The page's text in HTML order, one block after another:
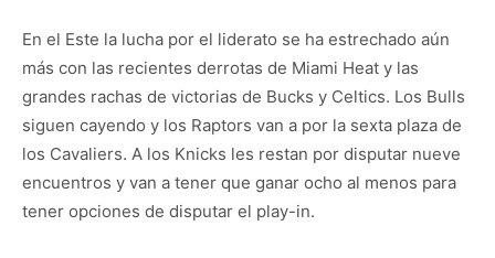
En el Este la lucha por el liderato se ha estrechado aún
más con las recientes derrotas de Miami Heat y las
grandes rachas de victorias de Bucks y Celtics. Los Bulls
siguen cayendo y los Raptors van a por la sexta plaza de
los Cavaliers. A los Knicks les restan por disputar nueve
encuentros y van a tener que ganar ocho al menos para
tener opciones de disputar el play-in.